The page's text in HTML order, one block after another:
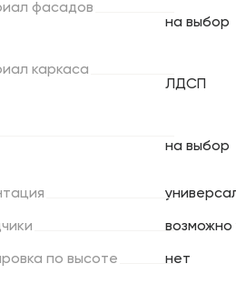
фасадов
на выбор
каркаса
ЛДСП
на выбор
возможно
по высоте нет